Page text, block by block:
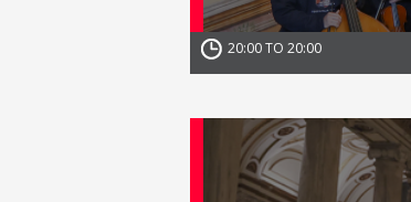
20:00 TO 20:00